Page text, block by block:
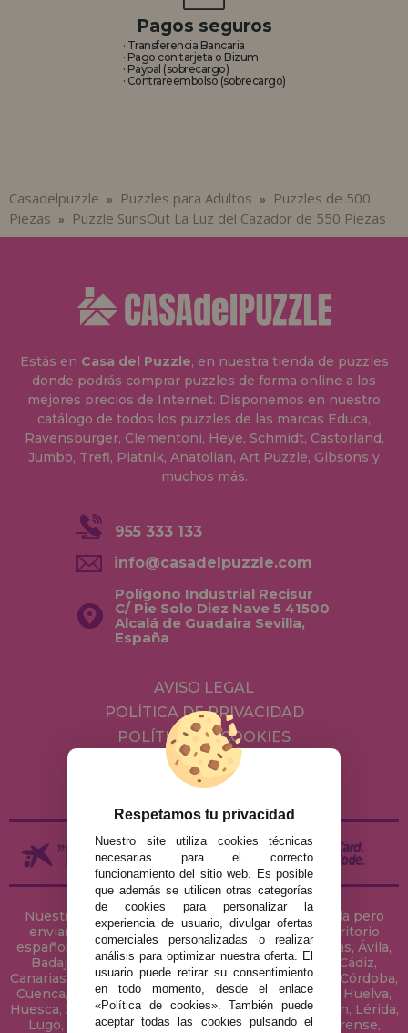
Pagos seguros
· Transferencia Bancaria
· Pago con tarjeta o Bizum
· Paypal (sobrecargo)
· Contrareembolso (sobrecargo)
Casadelpuzzle » Puzzles para Adultos »
Puzzles de 500
Piezas » Puzzle SunsOut La Luz del Cazador de 550 Piezas
Estás en Casa del Puzzle, en nuestra tienda de puzzles
donde podrás comprar puzzles de forma online a los
mejores precios de Internet. Disponemos en nuestro
catálogo de todos los puzzles de las marcas Educa,
Ravensburger, Clementoni, Heye, Schmidt, Castorland,
Jumbo, Trefl, Piatnik, Anatolian, Art Puzzle, Gibsons y
muchos más.
955 333 133
info@casadelpuzzle.com
Polígono Industrial Recisur
C/ Pie Solo Diez Nave 5 41500
Alcalá de Guadaira Sevilla,
España
AVISO LEGAL
POLÍTICA DE PRIVACIDAD
POLÍTICA DE COOKIES
ENVÍOS Y DEVOLUCIONES
DEVOLUCIONES / DESISTIMIENTO
Nuestra tienda de puzzles está ubicada en Sevilla pero
enviamos tus puzzles a cualquier ciudad del territorio
español: Álava, Albacete, Alicante, Almería, Asturias, Ávila,
Badajoz, Baleares, Barcelona, Burgos, Cáceres, Cádiz,
Canarias, Cantabria, Castellón, Ceuta, Ciudad Real, Córdoba,
Cuenca, Gerona, Granada, Guadalajara, Guipúzcoa, Huelva,
Huesca, Jaén, La Coruña, La Rioja, Las Palmas, Leon, Lérida,
Lugo, Madrid, Málaga, Melilla, Murcia, Navarra, Orense,
Respetamos tu privacidad
Nuestro site utiliza cookies técnicas
necesarias para el correcto
funcionamiento del sitio web. Es posible
que además se utilicen otras categorías
de cookies para personalizar la
experiencia de usuario, divulgar ofertas
comerciales personalizadas o realizar
análisis para optimizar nuestra oferta. El
usuario puede retirar su consentimiento
en todo momento, desde el enlace
«Política de cookies». También puede
aceptar todas las cookies pulsando el